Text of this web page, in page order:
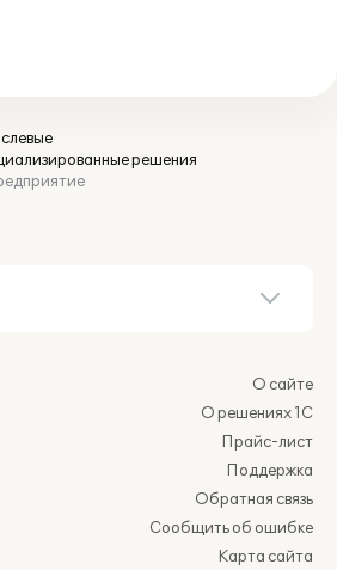
решения
О сайте
О решениях 1С
Прайс-лист
Поддержка
Обратная связь
Сообщить об ошибке
Карта сайта